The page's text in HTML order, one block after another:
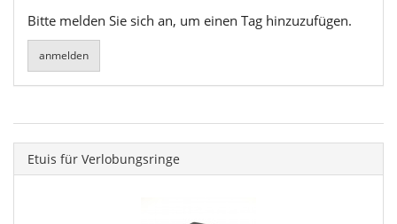
Bitte melden Sie sich an, um einen Tag hinzuzufügen.
Etuis für Verlobungsringe